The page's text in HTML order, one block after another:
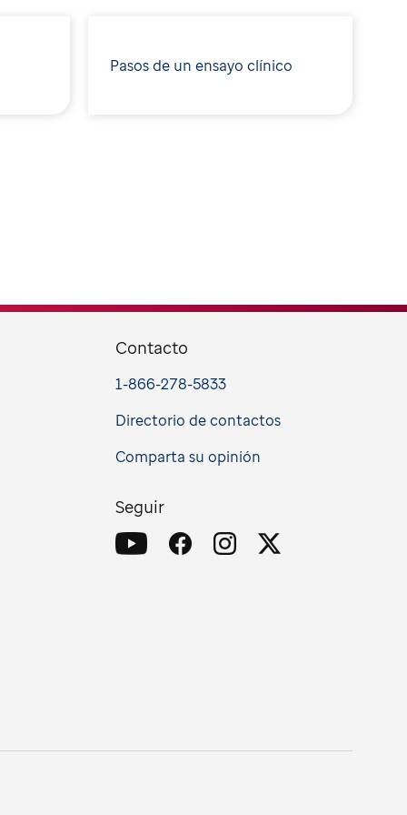
Pasos de un ensayo clínico
Contacto
1-866-278-5833
Directorio de contactos
Comparta su opinión
Seguir